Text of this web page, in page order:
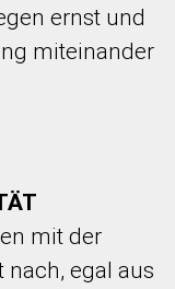
ernst und
miteinander
mit der
egal aus